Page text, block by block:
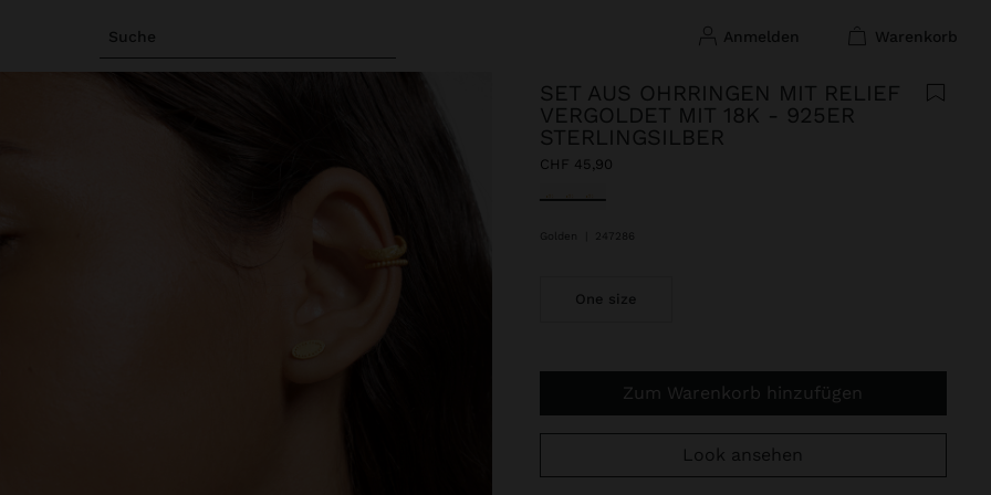
Suche anmelden warenkorb
SET AUS OHRRINGEN MIT RELIEF
VERGOLDET MIT 18K - 925ER
STERLINGSILBER
CHF 45,90
ausgewählt
Golden 247286
One size
Zum Warenkorb hinzufügen
Look ansehen